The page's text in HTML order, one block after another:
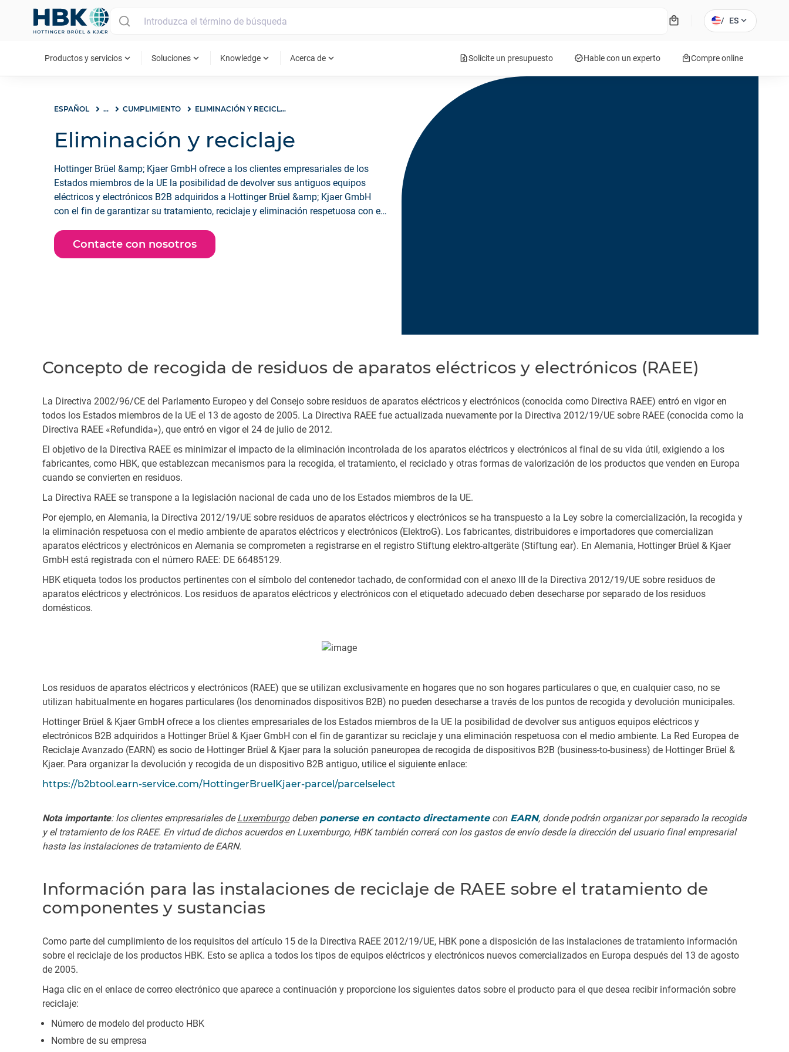
local_mall / ES expand_more
Productos y servicios expand_more Soluciones expand_more Knowledge expand_more Acerca de expand_more request_quoteSolicite un presupuesto verifiedHable con un experto local_mallCompre online
ESPAÑOL ... CUMPLIMIENTO ELIMINACIÓN Y RECICLAJE
Eliminación y reciclaje
Hottinger Brüel &amp; Kjaer GmbH ofrece a los clientes empresariales de los
Estados miembros de la UE la posibilidad de devolver sus antiguos equipos
eléctricos y electrónicos B2B adquiridos a Hottinger Brüel &amp; Kjaer GmbH
con el fin de garantizar su tratamiento, reciclaje y eliminación respetuosa con el
Contacte con nosotros
Concepto de recogida de residuos de aparatos eléctricos y electrónicos (RAEE)
La Directiva 2002/96/CE del Parlamento Europeo y del Consejo sobre residuos de aparatos eléctricos y electrónicos (conocida como Directiva RAEE) entró en vigor en
todos los Estados miembros de la UE el 13 de agosto de 2005. La Directiva RAEE fue actualizada nuevamente por la Directiva 2012/19/UE sobre RAEE (conocida como la
Directiva RAEE «Refundida»), que entró en vigor el 24 de julio de 2012.
El objetivo de la Directiva RAEE es minimizar el impacto de la eliminación incontrolada de los aparatos eléctricos y electrónicos al final de su vida útil, exigiendo a los
fabricantes, como HBK, que establezcan mecanismos para la recogida, el tratamiento, el reciclado y otras formas de valorización de los productos que venden en Europa
cuando se convierten en residuos.
La Directiva RAEE se transpone a la legislación nacional de cada uno de los Estados miembros de la UE.
Por ejemplo, en Alemania, la Directiva 2012/19/UE sobre residuos de aparatos eléctricos y electrónicos se ha transpuesto a la Ley sobre la comercialización, la recogida y
la eliminación respetuosa con el medio ambiente de aparatos eléctricos y electrónicos (ElektroG). Los fabricantes, distribuidores e importadores que comercializan
aparatos eléctricos y electrónicos en Alemania se comprometen a registrarse en el registro Stiftung elektro-altgeräte (Stiftung ear). En Alemania, Hottinger Brüel & Kjaer
GmbH está registrada con el número RAEE: DE 66485129.
HBK etiqueta todos los productos pertinentes con el símbolo del contenedor tachado, de conformidad con el anexo III de la Directiva 2012/19/UE sobre residuos de
aparatos eléctricos y electrónicos. Los residuos de aparatos eléctricos y electrónicos con el etiquetado adecuado deben desecharse por separado de los residuos
domésticos.
Los residuos de aparatos eléctricos y electrónicos (RAEE) que se utilizan exclusivamente en hogares que no son hogares particulares o que, en cualquier caso, no se
utilizan habitualmente en hogares particulares (los denominados dispositivos B2B) no pueden desecharse a través de los puntos de recogida y devolución municipales.
Hottinger Brüel & Kjaer GmbH ofrece a los clientes empresariales de los Estados miembros de la UE la posibilidad de devolver sus antiguos equipos eléctricos y
electrónicos B2B adquiridos a Hottinger Brüel & Kjaer GmbH con el fin de garantizar su reciclaje y una eliminación respetuosa con el medio ambiente. La Red Europea de
Reciclaje Avanzado (EARN) es socio de Hottinger Brüel & Kjaer para la solución paneuropea de recogida de dispositivos B2B (business-to-business) de Hottinger Brüel &
Kjaer. Para organizar la devolución y recogida de un dispositivo B2B antiguo, utilice el siguiente enlace:
https://b2btool.earn-service.com/HottingerBruelKjaer-parcel/parcelselect
Nota importante: los clientes empresariales deLuxemburgodeben ponerse en contacto directamenteconEARN, donde podrán organizar por separado la recogida
y el tratamiento de los RAEE. En virtud de dichos acuerdos en Luxemburgo, HBK también correrá con los gastos de envío desde la dirección del usuario final empresarial
hasta las instalaciones de tratamiento de EARN.
Información para las instalaciones de reciclaje de RAEE sobre el tratamiento de
componentes y sustancias
Como parte del cumplimiento de los requisitos del artículo 15 de la Directiva RAEE 2012/19/UE, HBK pone a disposición de las instalaciones de tratamiento información
sobre el reciclaje de los productos HBK. Esto se aplica a todos los tipos de equipos eléctricos y electrónicos nuevos comercializados en Europa después del 13 de agosto
de 2005.
Haga clic en el enlace de correo electrónico que aparece a continuación y proporcione los siguientes datos sobre el producto para el que desea recibir información sobre
reciclaje:
Número de modelo del producto HBK
Nombre de su empresa